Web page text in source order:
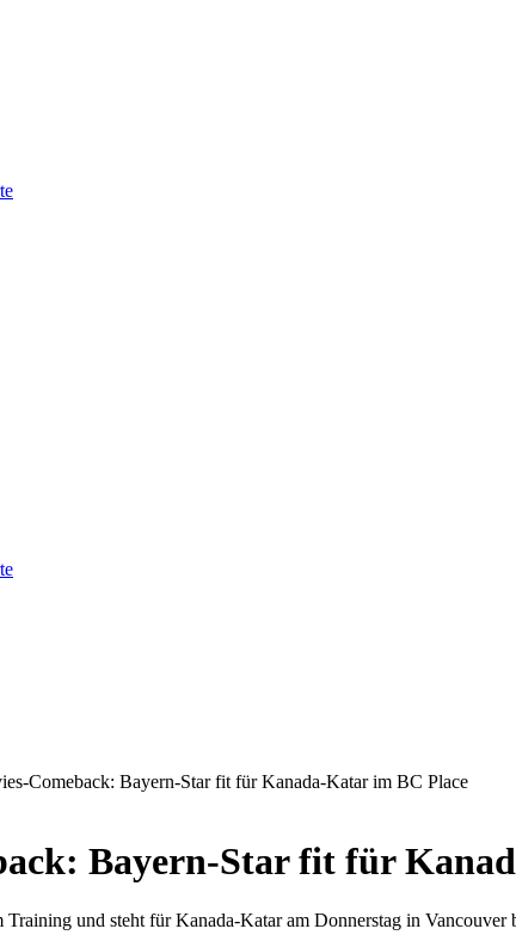
Comeback: Bayern-Star fit für Kanada-Katar im BC Place
Bayern-Star fit für
und steht für Kanada-Katar am Donnerstag in Vancouver